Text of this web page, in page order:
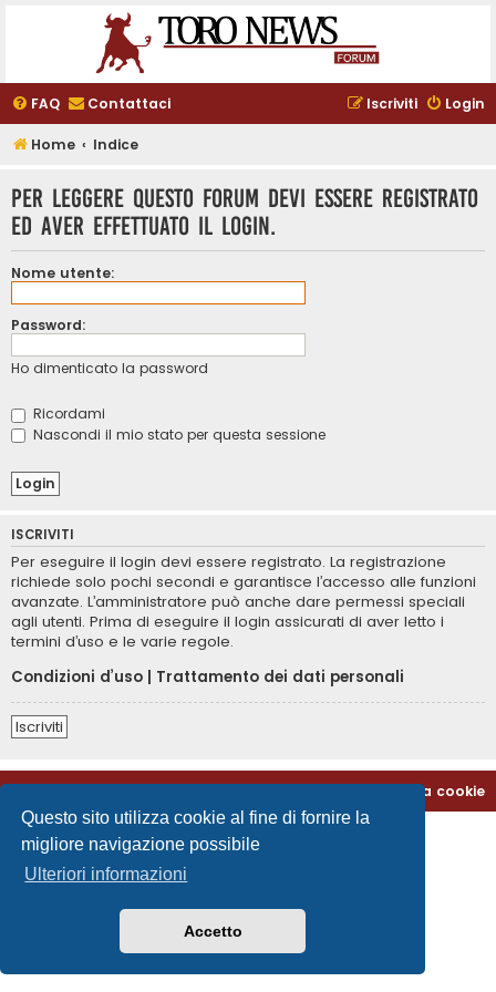
Questo sito utilizza cookie al fine di fornire la
migliore navigazione possibile
Ulteriori informazioni
Accetto
FAQ Contattaci Login
Iscriviti
Home Indice
Per leggere questo forum devi essere registrato
ed aver effettuato il login.
Nome utente:
Password:
Ho dimenticato la password
Ricordami
Nascondi il mio stato per questa sessione
ISCRIVITI
Per eseguire il login devi essere registrato. La registrazione
richiede solo pochi secondi e garantisce l’accesso alle funzioni
avanzate. L’amministratore può anche dare permessi speciali
agli utenti. Prima di eseguire il login assicurati di aver letto i
termini d’uso e le varie regole.
Condizioni d’uso | Trattamento dei dati personali
Iscriviti
Cancella cookie